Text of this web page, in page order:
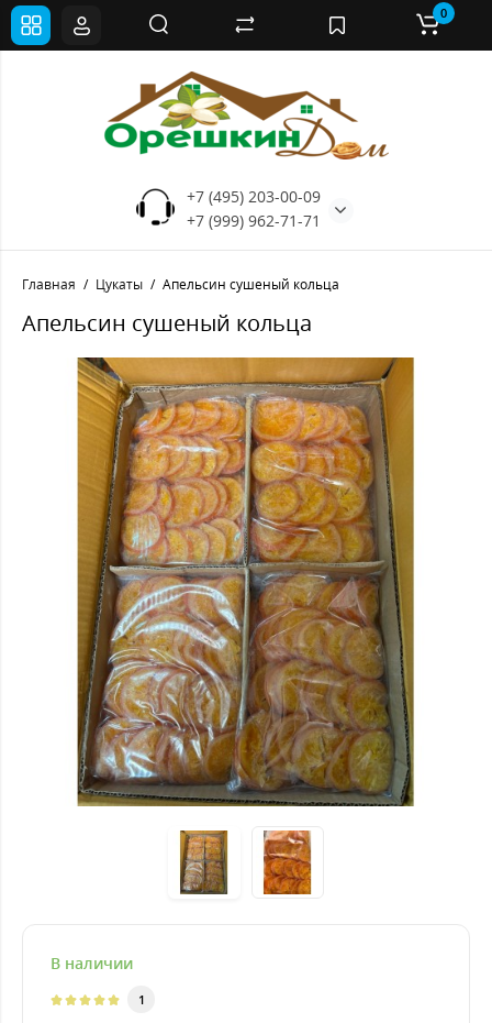
+7 (495) 203-00-09
+7 (999) 962-71-71
0
Главная Цукаты Апельсин сушеный кольца
Апельсин сушеный кольца
В наличии
1